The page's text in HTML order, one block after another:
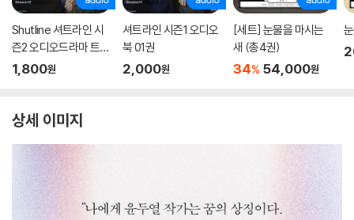
Shutline 셔트라인 시
즌2 오디오드라마 트랙
01
1,800원
셔트라인 시즌1 오디오
북 01권
2,000원
[세트] 눈물을 마시는
새 (총4권)
34% 54,000원
상세 이미지